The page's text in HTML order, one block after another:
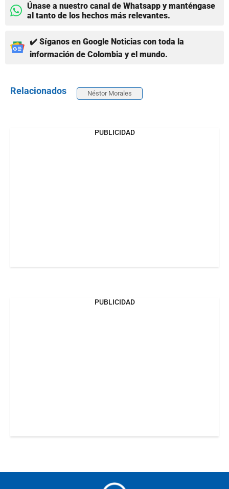
Únase a nuestro canal de Whatsapp y manténgase
al tanto de los hechos más relevantes.
✔️ Síganos en Google Noticias con toda la
información de Colombia y el mundo.
Relacionados Néstor Morales
PUBLICIDAD
PUBLICIDAD